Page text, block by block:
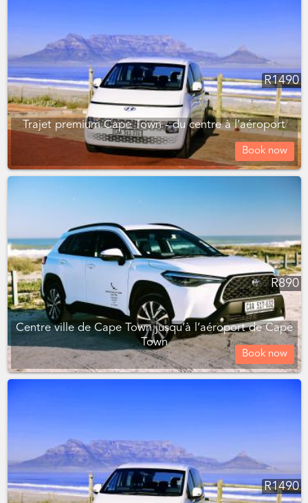
R1490
Trajet premium Cape Town - du centre à l’aéroport
Book now
R890
Centre ville de Cape Town jusqu’à l’aéroport de Cape
Town
Book now
R1490